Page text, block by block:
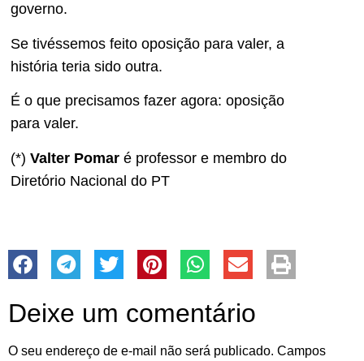
governo.
Se tivéssemos feito oposição para valer, a
história teria sido outra.
É o que precisamos fazer agora: oposição
para valer.
(*) Valter Pomar é professor e membro do
Diretório Nacional do PT
Deixe um comentário
O seu endereço de e-mail não será publicado. Campos